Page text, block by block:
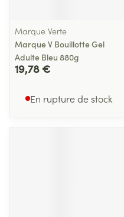
Marque Verte
Marque V Bouillotte Gel
Adulte Bleu 880g
19,78 €
En rupture de stock